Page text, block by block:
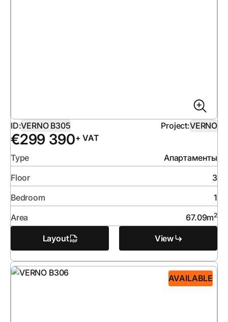
ID:VERNO B305 Project:VERNO
€299 390+ VAT
Type
Апартаменты
Floor
3
Bedroom
1
Area
67.09m2
Layout View
AVAILABLE